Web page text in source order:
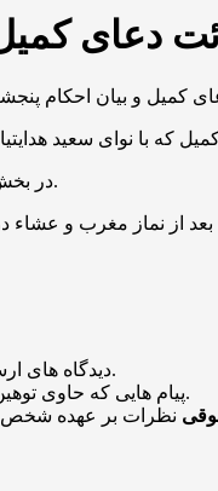
دعای
در بخش بیان احکام نیز زائران می‌توانند از بیانات حجت الاسلام فلاح‌زاده بهرمند شوند.
عشاء
دیدگاه هایمنتشر خواهد شد.
پیام هایی که حاویباشد منتشر نخواهد شد.
نظرات بر عهده شخص